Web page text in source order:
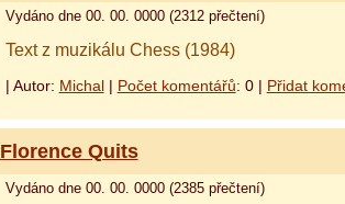
Vydáno dne 00. 00. 0000 (2312 přečtení)
Text z muzikálu Chess (1984)
| Autor: Michal| Počet komentářů: 0 | Přidat
Florence Quits
Vydáno dne 00. 00. 0000 (2385 přečtení)